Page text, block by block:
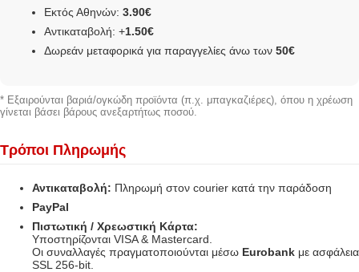
Εκτός Αθηνών: 3.90€
Αντικαταβολή: +1.50€
Δωρεάν μεταφορικά για παραγγελίες άνω των 50€
* Εξαιρούνται βαριά/ογκώδη προϊόντα (π.χ. μπαγκαζιέρες), όπου η χρέωση
γίνεται βάσει βάρους ανεξαρτήτως ποσού.
Τρόποι Πληρωμής
Αντικαταβολή: Πληρωμή στον courier κατά την παράδοση
PayPal
Πιστωτική / Χρεωστική Κάρτα:
Υποστηρίζονται VISA & Mastercard.
Οι συναλλαγές πραγματοποιούνται μέσω Eurobank με ασφάλεια
SSL 256-bit.